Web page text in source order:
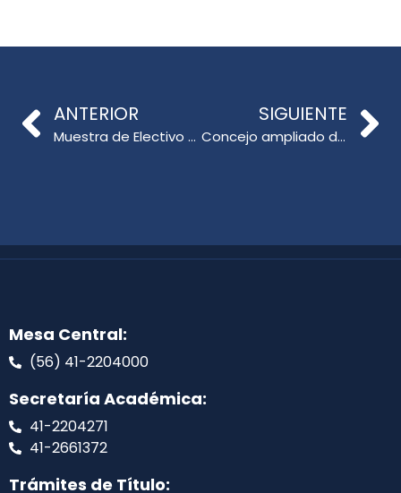
ANTERIOR
Muestra de Electivo Teatral «Historias de la Educación a luz de las Cámaras» en la Facultad de Educación
SIGUIENTE
Concejo ampliado de Pedagogía en Inglés se realizó con docentes de los campus Concepción y de Los Ángeles
Mesa Central:
(56) 41-2204000
Secretaría Académica:
41-2204271
41-2661372
Trámites de Título: